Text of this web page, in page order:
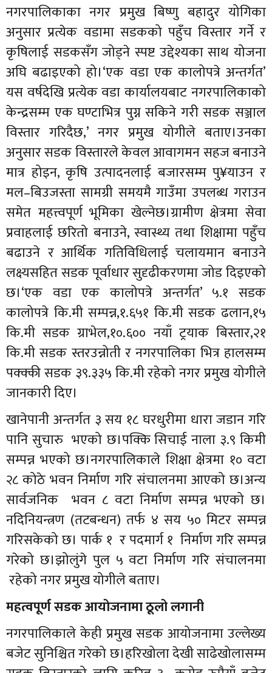
नगरपालिकाका नगर प्रमुख बिष्णु बहादुर योगिका
अनुसार प्रत्येक वडामा सडकको पहुँच विस्तार गर्ने र
कृषिलाई सडकसँग जोड्ने स्पष्ट उद्देश्यका साथ योजना
अघि बढाइएको हो।‘एक वडा एक कालोपत्रे अन्तर्गत’
यस वर्षदेखि प्रत्येक वडा कार्यालयबाट नगरपालिकाको
केन्द्रसम्म एक घण्टाभित्र पुग्न सकिने गरी सडक सञ्जाल
विस्तार गरिदैछ,’ नगर प्रमुख योगीले बताए।उनका
अनुसार सडक विस्तारले केवल आवागमन सहज बनाउने
मात्र होइन, कृषि उत्पादनलाई बजारसम्म पु¥याउन र
मल–बिउजस्ता सामग्री समयमै गाउँमा उपलब्ध गराउन
समेत महत्त्वपूर्ण भूमिका खेल्नेछ।ग्रामीण क्षेत्रमा सेवा
प्रवाहलाई छरितो बनाउने, स्वास्थ्य तथा शिक्षामा पहुँच
बढाउने र आर्थिक गतिविधिलाई चलायमान बनाउने
लक्ष्यसहित सडक पूर्वाधार सुदृढीकरणमा जोड दिइएको
छ।‘एक वडा एक कालोपत्रे अन्तर्गत’ ५.१ सडक
कालोपत्रे कि.मी सम्पन्न,१.६५१ कि.मी सडक ढलान,१५
कि.मी सडक ग्राभेल,१०.६०० नयाँ ट्रयाक बिस्तार,२१
कि.मी सडक स्तरउन्नोती र नगरपालिका भित्र हालसम्म
पक्क्की सडक ३९.३३५ कि.मी रहेको नगर प्रमुख योगीले
जानकारी दिए।
खानेपानी अन्तर्गत ३ सय १८ घरधुरीमा धारा जडान गरि
पानि सुचारु भएको छ।पक्कि सिचाई नाला ३.९ किमी
सम्पन्न भएको छ।नगरपालिकाले शिक्षा क्षेत्रमा १० वटा
२८ कोठे भवन निर्माण गरि संचालनमा आएको छ।अन्य
सार्वजनिक भवन ८ वटा निर्माण सम्पन्न भएको छ।
नदिनियन्त्रण (तटबन्धन) तर्फ ४ सय ५० मिटर सम्पन्न
गरिसकेको छ। पार्क १ र पदमार्ग १ निर्माण गरि सम्पन्न
गरेको छ।झोलुंगे पुल ५ वटा निर्माण गरि संचालनमा
रहेको नगर प्रमुख योगीले बताए।
महत्वपूर्ण सडक आयोजनामा ठूलो लगानी
नगरपालिकाले केही प्रमुख सडक आयोजनामा उल्लेख्य
बजेट सुनिश्चित गरेको छ।हरिखोला देखी साढेखोलासम्म